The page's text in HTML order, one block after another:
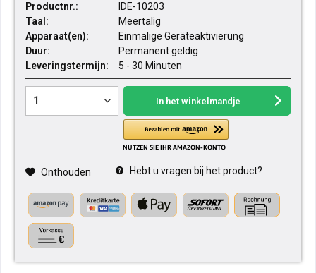
Productnr.:
IDE-10203
Taal:
Meertalig
Apparaat(en):
Einmalige Geräteaktivierung
Duur:
Permanent geldig
Leveringstermijn:
5 - 30 Minuten
In het winkelmandje
Onthouden Hebt u vragen bij het product?